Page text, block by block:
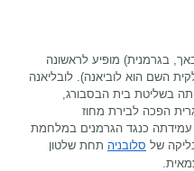
בגרמנית) מופיע לראשונה
(בהגייה איטלקית השם הוא לוביאנה). לובליאנה
של עיר במאה ה-13, הייתה בשליטת בית הבסבורג,
הפכה לבירת מחוז
עמידתה כנגד הגרמנים במלחמת
של סלובניה תחת שלטון